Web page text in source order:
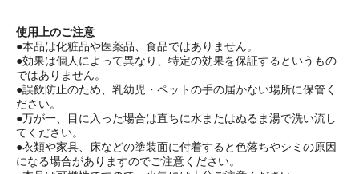
使用上のご注意
●本品は化粧品や医薬品、食品ではありません。
●効果は個人によって異なり、特定の効果を保証するというもの
ではありません。
●誤飲防止のため、乳幼児・ペットの手の届かない場所に保管く
ださい。
●万が一、目に入った場合は直ちに水またはぬるま湯で洗い流し
てください。
●衣類や家具、床などの塗装面に付着すると色落ちやシミの原因
になる場合がありますのでご注意ください。